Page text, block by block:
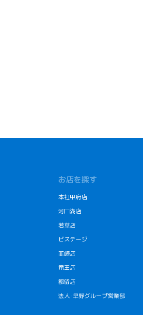
お店を探す
本社甲府店
河口湖店
若草店
ビステージ
韮崎店
竜王店
都留店
法人･早野グループ営業部